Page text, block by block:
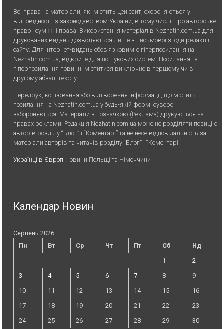
Всі права на матеріали, які містить цей сайт, охороняються у
відповідності із законодавством України, в тому числі, про авторське
право і суміжні права. Використання матерiалiв Nezhatin.com.ua для
друкованих видань дозволяється лише з письмової згоди редакції
сайту. Для iнтернет-видань обов’язковим є гiперпосилання на
Nezhatin.com.ua, відкрите для пошукових систем. Посилання та
гіперпосилання повинні міститися виключно в першому чи в
другому абзаці тексту.
Передрук, копiювання або вiдтворення iнформацiї, що мiстить
посилання на Nezhatin.com.ua у будь-якiй формi суворо
забороняється. Матеріали з позначкою (Реклама) друкуються на
правах реклами. Редакція Nezhatin.com.ua може не розділяти позицію
авторів розділу “Блог” і “Коментарі” та не несе відповідальність за
матеріали авторів та читачів розділу “Блог” і “Коментарі”.
Українці в Європі новини Польщі та Німеччини
Календар Новин
Серпень 2026
Пн
Вт Ср Чт Пт Сб
Нд
1
2
3
4 5 6 7 8
9
10
11 12 13 14 15
16
17
18 19 20 21 22
23
24
25 26 27 28 29 30